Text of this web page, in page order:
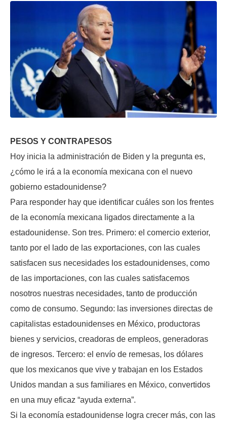
PESOS Y CONTRAPESOS
Hoy inicia la administración de Biden y la pregunta es,
¿cómo le irá a la economía mexicana con el nuevo
gobierno estadounidense?
Para responder hay que identificar cuáles son los frentes
de la economía mexicana ligados directamente a la
estadounidense. Son tres. Primero: el comercio exterior,
tanto por el lado de las exportaciones, con las cuales
satisfacen sus necesidades los estadounidenses, como
de las importaciones, con las cuales satisfacemos
nosotros nuestras necesidades, tanto de producción
como de consumo. Segundo: las inversiones directas de
capitalistas estadounidenses en México, productoras
bienes y servicios, creadoras de empleos, generadoras
de ingresos. Tercero: el envío de remesas, los dólares
que los mexicanos que vive y trabajan en los Estados
Unidos mandan a sus familiares en México, convertidos
en una muy eficaz “ayuda externa”.
Si la economía estadounidense logra crecer más, con las